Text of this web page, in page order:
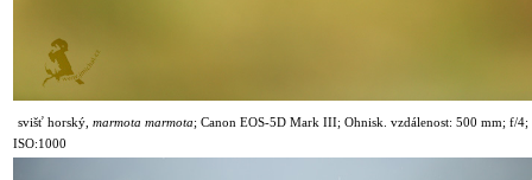
svišť horský, marmota marmota; Canon EOS-5D Mark III; Ohnisk. vzdálenost: 500 mm; f/4;
ISO:1000